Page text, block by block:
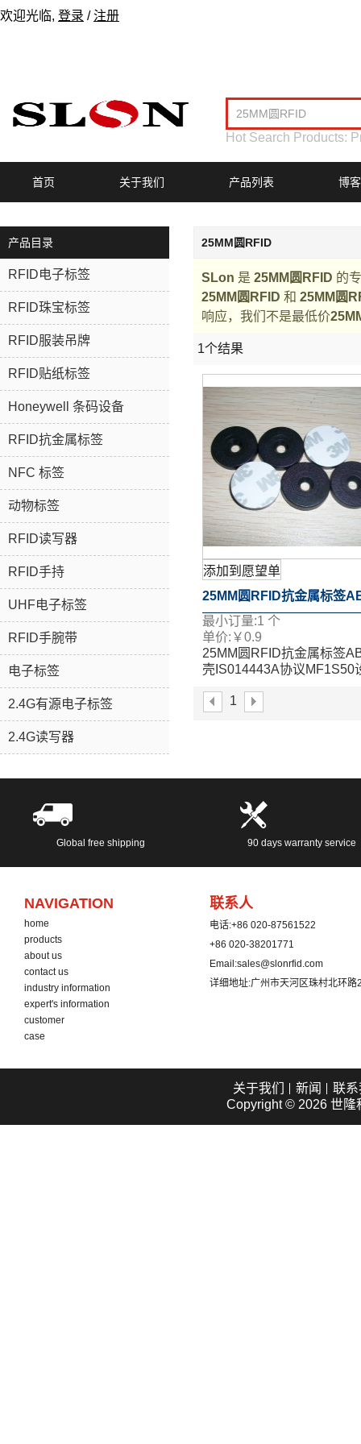
欢迎光临, 登录 / 注册
Hot Search Products:
首页 关于我们 产品列表 博客
产品目录
RFID电子标签
RFID珠宝标签
RFID服装吊牌
RFID贴纸标签
Honeywell 条码设备
RFID抗金属标签
NFC 标签
动物标签
RFID读写器
RFID手持
UHF电子标签
RFID手腕带
电子标签
2.4G有源电子标签
2.4G读写器
25MM圆RFID
SLon 是 25MM圆RFID 的
25MM圆RFID 和 25MM圆
响应，我们不是最低价
1个结果
添加到愿望单
25MM圆RFID抗金属标签
壳IS014443A协议MF1S50
巡检标签
最小订量:1 个
单价: ￥0.9
25MM圆RFID抗金属标签
壳IS014443A协议MF1S50
1
Global free shipping 90 days warranty service
NAVIGATION
home
products
about us
contact us
industry information
expert's information
customer
case
联系人
电话:+86 020-87561522
+86 020-38201771
Email:sales@slonrfid.com
详细地址:广州市天河区珠村北环
关于我们 新闻
联
Copyright © 2026 世隆